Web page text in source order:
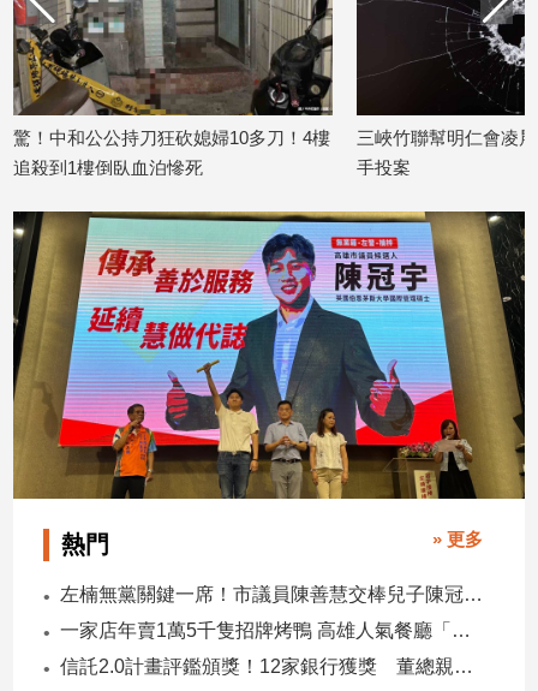
流
行/
時
尚
追
星
生
活
建
築/
室
內
設
旅
遊/
座/
命
驚！中和公公持刀狂砍媳婦10多刀！4樓
追殺到1樓倒臥血泊慘死
三峽竹聯幫明仁會凌
手投案
熱門 » 更多
左楠無黨關鍵一席！市議員陳善慧交棒兒子陳冠宇 一人參選 兩代服務
一家店年賣1萬5千隻招牌烤鴨 高雄人氣餐廳「鴨點棧」展新店
信託2.0計畫評鑑頒獎！12家銀行獲獎 董總親臨領獎